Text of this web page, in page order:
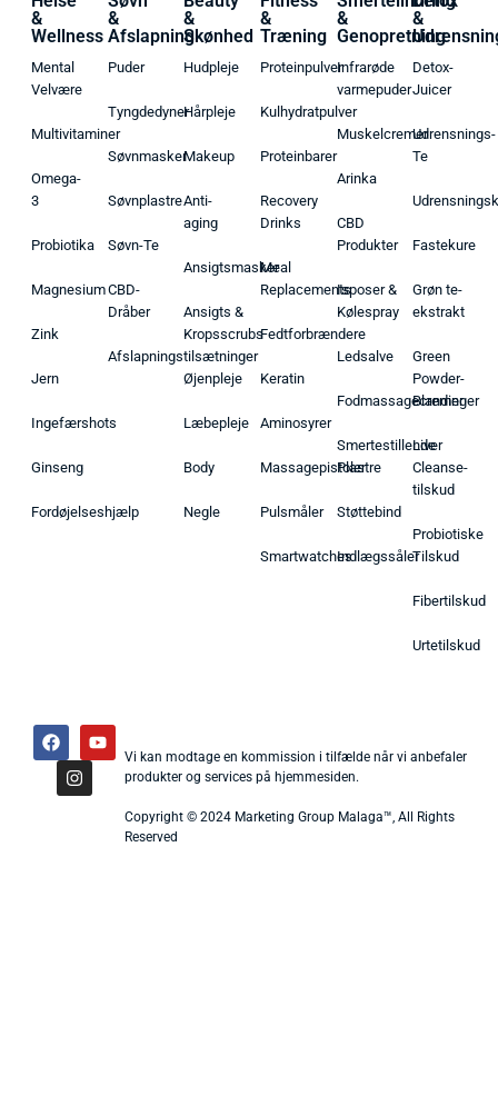
&
Wellness
Mental
Velvære
Multivitaminer
Omega-
3
Probiotika
Magnesium
Zink
Jern
Ingefærshots
Ginseng
Fordøjelseshjælp
&
Afslapning
Puder
Tyngdedyner
Søvnmasker
Søvnplastre
Søvn-Te
CBD-
Dråber
Afslapningstilsætninger
&
Skønhed
Hudpleje
Hårpleje
Makeup
Anti-
aging
Ansigtsmasker
Ansigts &
Kropsscrubs
Øjenpleje
Læbepleje
Body
Negle
&
Træning
Proteinpulver
Kulhydratpulver
Proteinbarer
Recovery
Drinks
Meal
Replacements
Fedtforbrændere
Keratin
Aminosyrer
Massagepistoler
Pulsmåler
Smartwatches
&
Genopretning
Infrarøde
varmepuder
Muskelcremer
Arinka
CBD
Produkter
Isposer &
Kølespray
Ledsalve
Fodmassagecremer
Smertestillende
Plastre
Støttebind
Indlægssåler
&
Detox-
Juicer
Udrensnings-
Te
Fastekure
Grøn te-
ekstrakt
Green
Powder-
Blandinger
Liver
Cleanse-
tilskud
Probiotiske
Tilskud
Fibertilskud
Urtetilskud
Vi kan modtage en kommission i tilfælde når vi anbefaler
produkter og services på hjemmesiden.
Copyright © 2024 Marketing Group Malaga™, All Rights
Reserved